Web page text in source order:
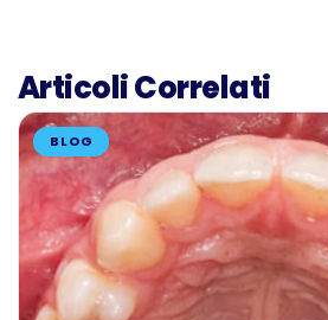
Articoli Correlati
BLOG